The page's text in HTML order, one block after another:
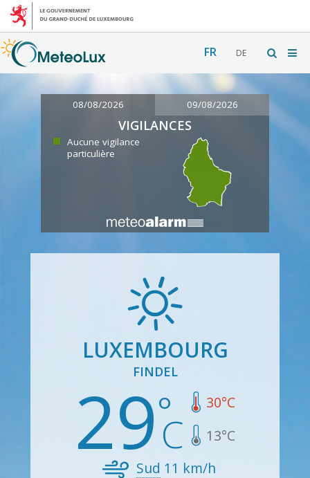
FR DE
08/08/2026 09/08/2026
VIGILANCES
Aucune vigilance
particulière
LUXEMBOURG
FINDEL
29 30°C
13°C
Sud 11 km/h